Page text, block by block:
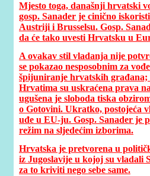
Mjesto toga, današnji hrvatski
gosp. Sanader je cinično
Austriji i Brusselsu. Gosp.
da će tako uvesti Hrvatsku u
A ovakav stil vladanja nije
se pokazao nesposobnim za
špijuniranje hrvatskih građana;
Hrvatima su uskraćena prava
ugušena je sloboda tiska
o Gotovini. Ukratko, postojeća
uđe u EU-ju. Gosp. Sanader je
režim na sljedećim izborima.
Hrvatska je pretvorena u
iz Jugoslavije u kojoj su vladali
za to kriviti nego sebe same.